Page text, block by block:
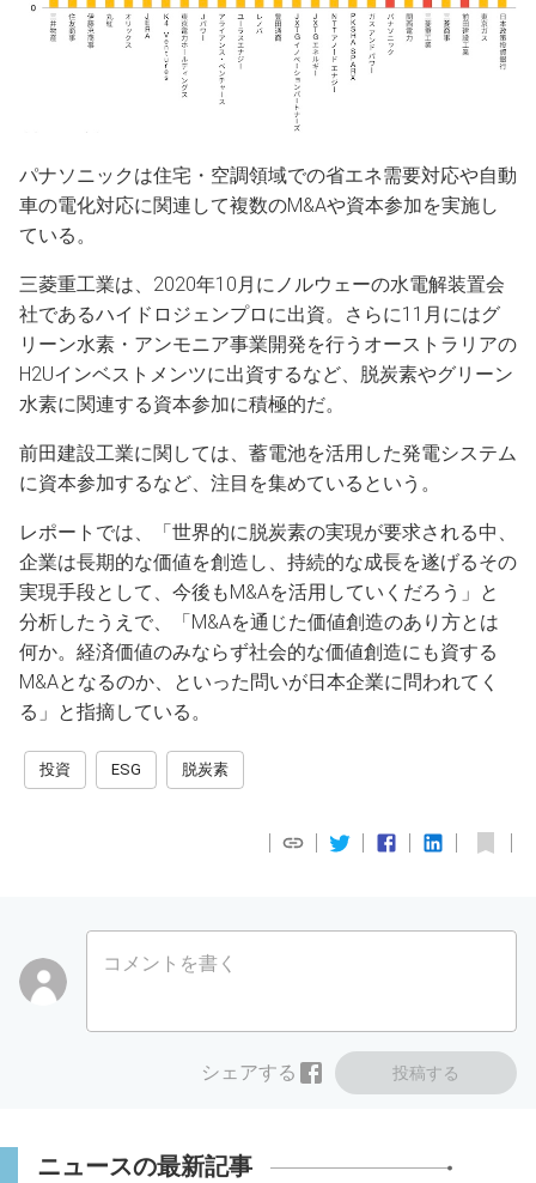
パナソニックは住宅・空調領域での省エネ需要対応や自動
車の電化対応に関連して複数のM&Aや資本参加を実施し
ている。
三菱重工業は、2020年10月にノルウェーの水電解装置会
社であるハイドロジェンプロに出資。さらに11月にはグ
リーン水素・アンモニア事業開発を行うオーストラリアの
H2Uインベストメンツに出資するなど、脱炭素やグリーン
水素に関連する資本参加に積極的だ。
前田建設工業に関しては、蓄電池を活用した発電システム
に資本参加するなど、注目を集めているという。
レポートでは、「世界的に脱炭素の実現が要求される中、
企業は長期的な価値を創造し、持続的な成長を遂げるその
実現手段として、今後もM&Aを活用していくだろう」と
分析したうえで、「M&Aを通じた価値創造のあり方とは
何か。経済価値のみならず社会的な価値創造にも資する
M&Aとなるのか、といった問いが日本企業に問われてく
る」と指摘している。
投資 ESG 脱炭素
コメントを書く
投稿する
シェアする
ニュースの最新記事